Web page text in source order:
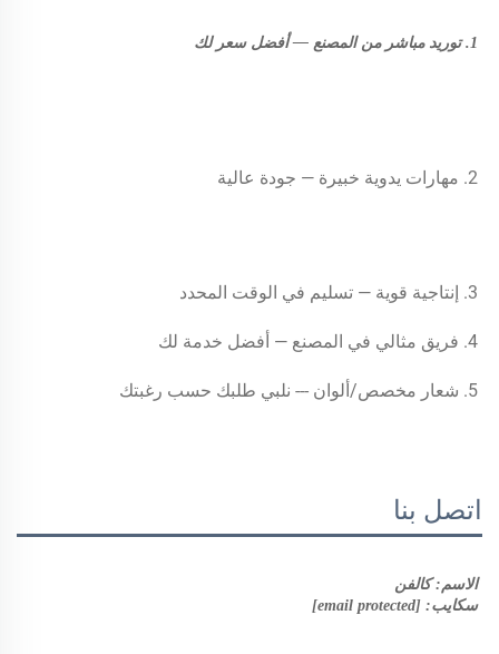
1. توريد مباشر من المصنع — أفضل سعر لك
2. مهارات يدوية خبيرة — جودة عالية
3. إنتاجية قوية — تسليم في الوقت المحدد
4. فريق مثالي في المصنع — أفضل خدمة لك
5. شعار مخصص/ألوان --- نلبي طلبك حسب رغبتك
اتصل بنا
الاسم: كالفن
سكايب: [email protected]